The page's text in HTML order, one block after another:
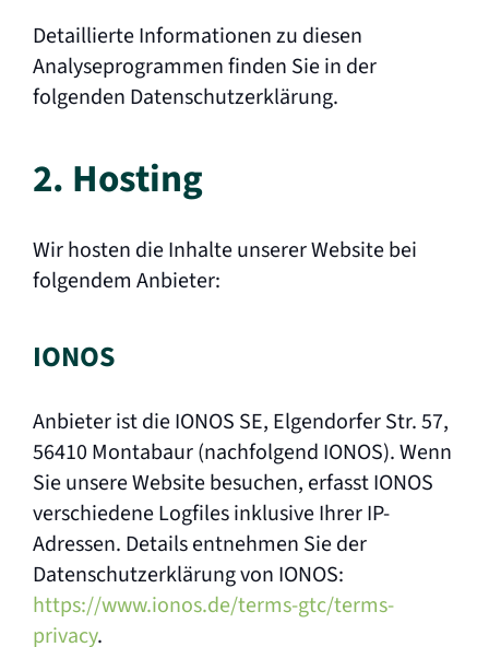
Detaillierte Informationen zu diesen
Analyseprogrammen finden Sie in der
folgenden Datenschutzerklärung.
2. Hosting
Wir hosten die Inhalte unserer Website bei
folgendem Anbieter:
IONOS
Anbieter ist die IONOS SE, Elgendorfer Str. 57,
56410 Montabaur (nachfolgend IONOS). Wenn
Sie unsere Website besuchen, erfasst IONOS
verschiedene Logfiles inklusive Ihrer IP-
Adressen. Details entnehmen Sie der
Datenschutzerklärung von IONOS:
https://www.ionos.de/terms-gtc/terms-
privacy.